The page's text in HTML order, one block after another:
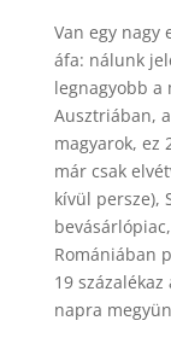
Van egy nagy
áfa: nálunk
legnagyobb a
Ausztriában,
magyarok, ez
már csak
kívül persze),
Romániában
19
napra